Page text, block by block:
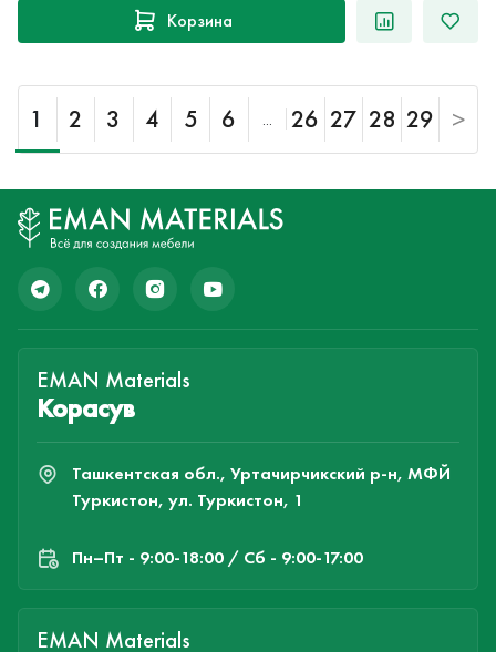
Корзина
1 2 3 4 5 6 ... 26 27 28 29 >
EMAN Materials
Корасув
Ташкентская обл., Уртачирчикский р-н, МФЙ
Туркистон, ул. Туркистон, 1
Пн–Пт - 9:00-18:00 / Сб - 9:00-17:00
EMAN Materials